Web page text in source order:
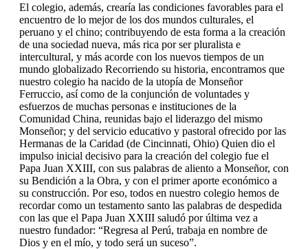
El colegio, además, crearía las condiciones favorables para el
encuentro de lo mejor de los dos mundos culturales, el
peruano y el chino; contribuyendo de esta forma a la creación
de una sociedad nueva, más rica por ser pluralista e
intercultural, y más acorde con los nuevos tiempos de un
mundo globalizado Recorriendo su historia, encontramos que
nuestro colegio ha nacido de la utopía de Monseñor
Ferruccio, así como de la conjunción de voluntades y
esfuerzos de muchas personas e instituciones de la
Comunidad China, reunidas bajo el liderazgo del mismo
Monseñor; y del servicio educativo y pastoral ofrecido por las
Hermanas de la Caridad (de Cincinnati, Ohio) Quien dio el
impulso inicial decisivo para la creación del colegio fue el
Papa Juan XXIII, con sus palabras de aliento a Monseñor, con
su Bendición a la Obra, y con el primer aporte económico a
su construcción. Por eso, todos en nuestro colegio hemos de
recordar como un testamento santo las palabras de despedida
con las que el Papa Juan XXIII saludó por última vez a
nuestro fundador: “Regresa al Perú, trabaja en nombre de
Dios y en el mío, y todo será un suceso”.